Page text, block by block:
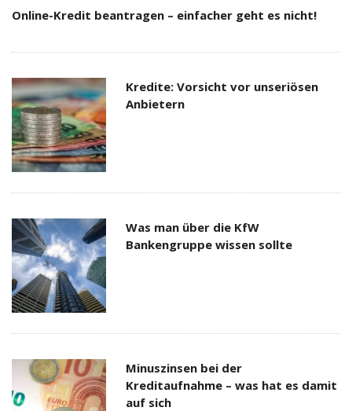
Online-Kredit beantragen – einfacher geht es nicht!
Kredite: Vorsicht vor unseriösen
Anbietern
Was man über die KfW
Bankengruppe wissen sollte
Minuszinsen bei der
Kreditaufnahme – was hat es damit
auf sich